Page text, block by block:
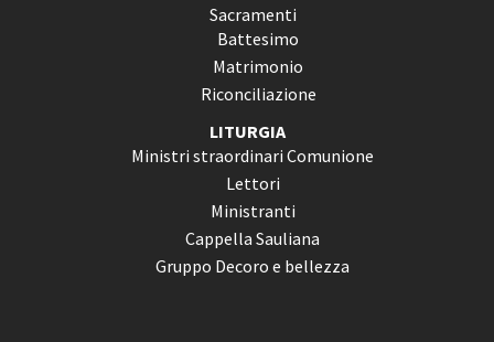
Sacramenti
Battesimo
Matrimonio
Riconciliazione
LITURGIA
Ministri straordinari Comunione
Lettori
Ministranti
Cappella Sauliana
Gruppo Decoro e bellezza